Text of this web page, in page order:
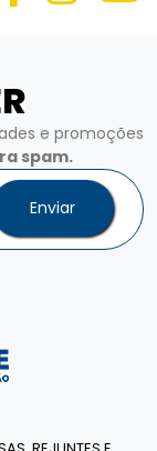
e promoções
spam.
Enviar